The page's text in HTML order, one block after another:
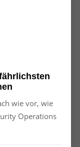
wie vor, wie
Operations